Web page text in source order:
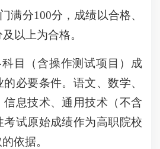
满分100分，成绩以合格、
以上为合格。
目（含操作测试项目）成
必要条件。语文、数学、
息技术、通用技术（不含
考试原始成绩作为高职院校
依据。